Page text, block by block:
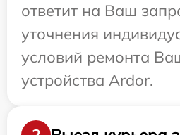
ответит на Ваш
уточнения
условий ремонта
устройства Ardor.